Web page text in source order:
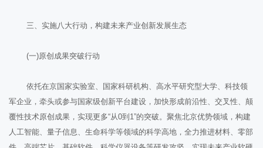
三、实施八大行动，构建未来产业创新发展生态
(一)原创成果突破行动
依托在京国家实验室、国家科研机构、高水平研究型大学、科技领
军企业，牵头或参与国家级创新平台建设，加快形成前沿性、交叉性、颠
覆性技术原创成果，实现更多“从0到1”的突破。聚焦北京优势领域，构建
人工智能、量子信息、生命科学等领域的科学高地，全力推进材料、零部